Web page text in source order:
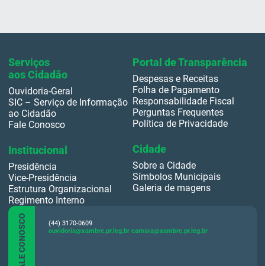
para auxílio de suas atividades legislativas, nos estritos limites
não pelo Presidente da Mesa.
§ 2º –Caberá recurso ao Plenário, da decisão emanada do Presidente
prevista no parágrafo anterior, podendo ser mudada pelo voto contrário
da maioria absoluta dos Vereadores.
Serviços
aos Cidadão
Ouvidoria-Geral
SIC – Serviço de Informação
ao Cidadão
Fale Conosco
Institucional
Presidência
Vice-Presidência
Estrutura Organizacional
Regimento Interno
Portal de Transparência
Despesas e Receitas
Folha de Pagamento
Responsabilidade Fiscal
Perguntas Frequentes
Política de Privacidade
Cidade
Sobre a Cidade
Símbolos Municipais
Galeria de magens
FALE CONOSCO
(44) 3170-0609
ouvidoria@xambre.pr.leg.br camara@xambre.pr.leg.br